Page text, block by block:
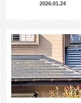
2026.01.24